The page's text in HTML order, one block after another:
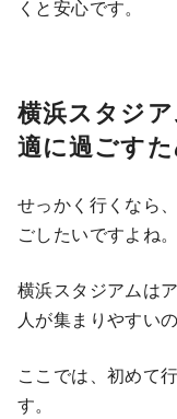
くと安心です。
横浜スタジ
適に過ごす
せっかく行くなら
ごしたいですよね。
横浜スタジアムは
人が集まりやすい
ここでは、初めて
す。